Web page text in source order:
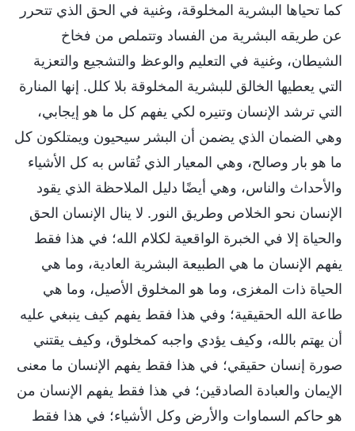
كما تحياها البشرية المخلوقة، وغنية في الحق الذي تتحرر
عن طريقه البشرية من الفساد وتتملص من فخاخ
الشيطان، وغنية في التعليم والوعظ والتشجيع والتعزية
التي يعطيها الخالق للبشرية المخلوقة بلا كلل. إنها المنارة
التي ترشد الإنسان وتنيره لكي يفهم كل ما هو إيجابي،
وهي الضمان الذي يضمن أن البشر سيحيون ويمتلكون كل
ما هو بار وصالح، وهي المعيار الذي تُقاس به كل الأشياء
والأحداث والناس، وهي أيضًا دليل الملاحظة الذي يقود
الإنسان نحو الخلاص وطريق النور. لا ينال الإنسان الحق
والحياة إلا في الخبرة الواقعية لكلام الله؛ في هذا فقط
يفهم الإنسان ما هي الطبيعة البشرية العادية، وما هي
الحياة ذات المغزى، وما هو المخلوق الأصيل، وما هي
طاعة الله الحقيقية؛ وفي هذا فقط يفهم كيف ينبغي عليه
أن يهتم بالله، وكيف يؤدي واجبه كمخلوق، وكيف يقتني
صورة إنسان حقيقي؛ في هذا فقط يفهم الإنسان ما معنى
الإيمان والعبادة الصادقين؛ في هذا فقط يفهم الإنسان من
هو حاكم السماوات والأرض وكل الأشياء؛ في هذا فقط